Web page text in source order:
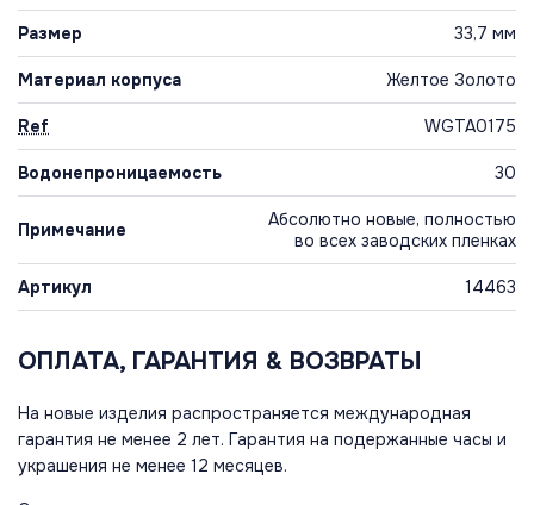
Размер 33,7 мм
Материал корпуса Желтое Золото
Ref WGTA0175
Водонепроницаемость 30
Примечание
Абсолютно новые, полностью
во всех заводских пленках
Артикул 14463
ОПЛАТА, ГАРАНТИЯ & ВОЗВРАТЫ
На новые изделия распространяется международная
гарантия не менее 2 лет. Гарантия на подержанные часы и
украшения не менее 12 месяцев.